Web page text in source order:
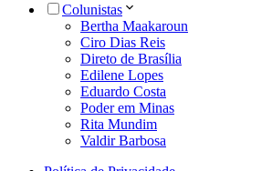
Colunistas
Bertha Maakaroun
Ciro Dias Reis
Direto de Brasília
Edilene Lopes
Eduardo Costa
Poder em Minas
Rita Mundim
Valdir Barbosa